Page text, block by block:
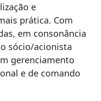
e
prática. Com
em consonância
sócio/acionista
gerenciamento
e de comando